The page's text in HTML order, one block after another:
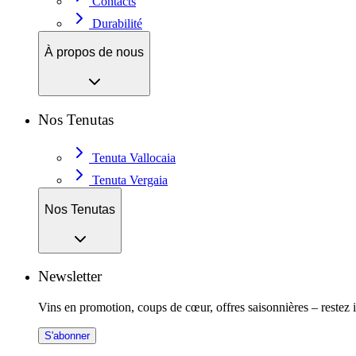
Durabilité
À propos de nous
Nos Tenutas
Tenuta Vallocaia
Tenuta Vergaia
Nos Tenutas
Newsletter
Vins en promotion, coups de cœur, offres saisonnières – restez
S'abonner